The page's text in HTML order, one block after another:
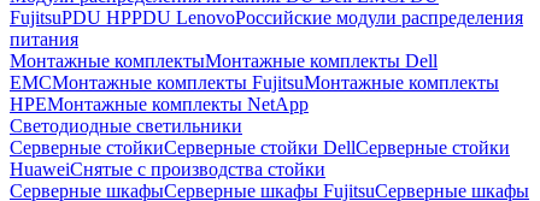
FujitsuPDU HPPDU LenovoРоссийские модули распределения
питания
Монтажные комплектыМонтажные комплекты Dell
EMCМонтажные комплекты FujitsuМонтажные комплекты
HPEМонтажные комплекты NetApp
Светодиодные светильники
Серверные стойкиСерверные стойки DellСерверные стойки
HuaweiСнятые с производства стойки
Серверные шкафыСерверные шкафы FujitsuСерверные шкафы